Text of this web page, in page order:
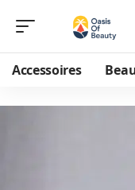
Accessoires